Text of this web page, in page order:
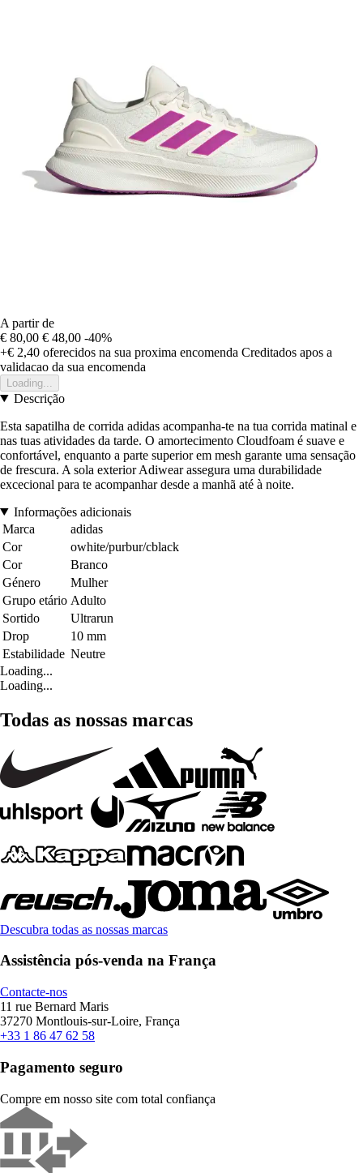
A partir de
€ 80,00 € 48,00 -40%
+€ 2,40 oferecidos na sua proxima encomenda Creditados apos a
validacao da sua encomenda
Loading...
Descrição
Esta sapatilha de corrida adidas acompanha-te na tua corrida matinal e
nas tuas atividades da tarde. O amortecimento Cloudfoam é suave e
confortável, enquanto a parte superior em mesh garante uma sensação
de frescura. A sola exterior Adiwear assegura uma durabilidade
excecional para te acompanhar desde a manhã até à noite.
Informações adicionais
Marca
adidas
Cor
owhite/purbur/cblack
Cor
Branco
Género
Mulher
Grupo etário Adulto
Sortido
Ultrarun
Drop
10 mm
Estabilidade Neutre
Loading...
Loading...
Todas as nossas marcas
Descubra todas as nossas marcas
Assistência pós-venda na França
Contacte-nos
11 rue Bernard Maris
37270 Montlouis-sur-Loire, França
+33 1 86 47 62 58
Pagamento seguro
Compre em nosso site com total confiança